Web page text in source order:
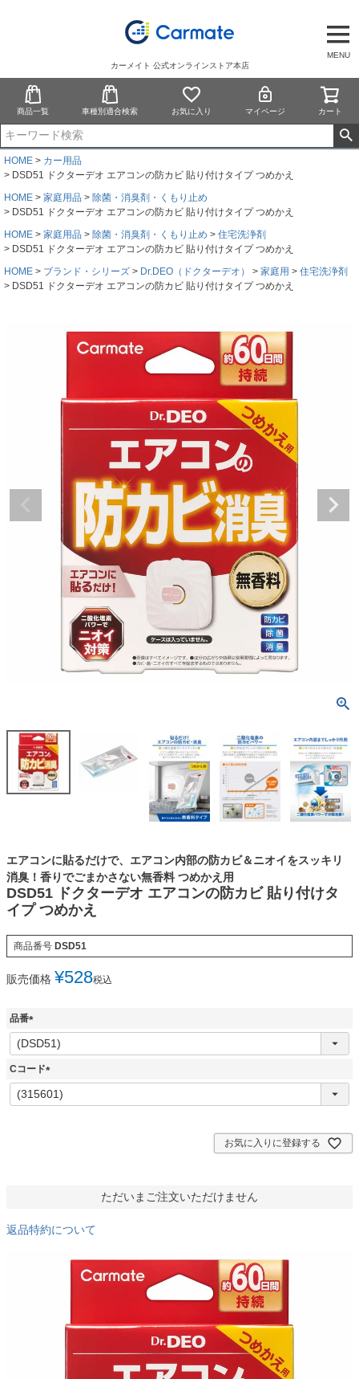
MENU
カーメイト 公式オンラインストア本店
商品一覧 車種別適合検索 お気に入り マイページ カート
HOME
カー用品
DSD51 ドクターデオ エアコンの防カビ 貼り付けタイプ つめかえ
HOME
家庭用品
除菌・消臭剤・くもり止め
DSD51 ドクターデオ エアコンの防カビ 貼り付けタイプ つめかえ
HOME
家庭用品 除菌・消臭剤・くもり止め
住宅洗浄剤
DSD51 ドクターデオ エアコンの防カビ 貼り付けタイプ つめかえ
HOME
ブランド・シリーズ Dr.DEO（ドクターデオ） 家庭用
住宅洗浄剤
DSD51 ドクターデオ エアコンの防カビ 貼り付けタイプ つめかえ
エアコンに貼るだけで、エアコン内部の防カビ＆ニオイをスッキリ
消臭！香りでごまかさない無香料 つめかえ用
DSD51 ドクターデオ エアコンの防カビ 貼り付けタ
イプ つめかえ
商品番号 DSD51
販売価格 ¥528税込
品番
(
必
Cコード
(
必
お気に入りに登録する
ただいまご注文いただけません
返品特約について